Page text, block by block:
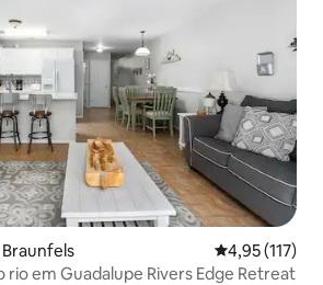
4,95 de uma
4,95 (117)
rio em Guadalupe Rivers Edge Retreat